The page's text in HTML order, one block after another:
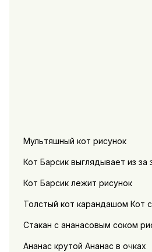
Мультяшный кот рисунок
Кот Барсик выглядывает из за
Кот Барсик лежит рисунок
Толстый кот карандашом Кот
Стакан с ананасовым соком
Ананас крутой Ананас в очках